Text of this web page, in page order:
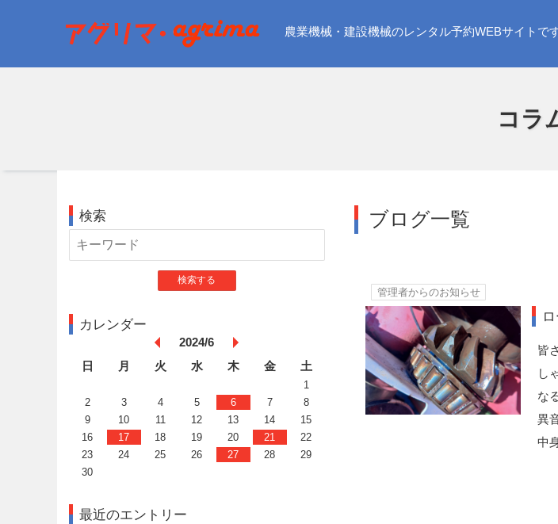
農業機械・建設機械のレンタル予約WEBサイトで
コラ
ブログ一覧
管理者からのお知らせ
皆
し
な
異
中
検索
検索する
カレンダー
2024/6
日
月 火 水 木 金 土
1
2
3 4 5 6 7
8
9
10 11 12 13 14
15
16
17 18 19 20 21
22
23
24 25 26 27 28
29
30
最近のエントリー